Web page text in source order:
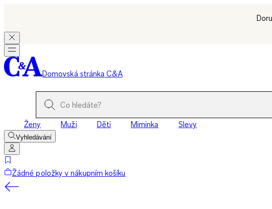
Domovská stránka C&A
Ženy Muži Děti Miminka Slevy
Vyhledávání
Žádné položky v nákupním košíku